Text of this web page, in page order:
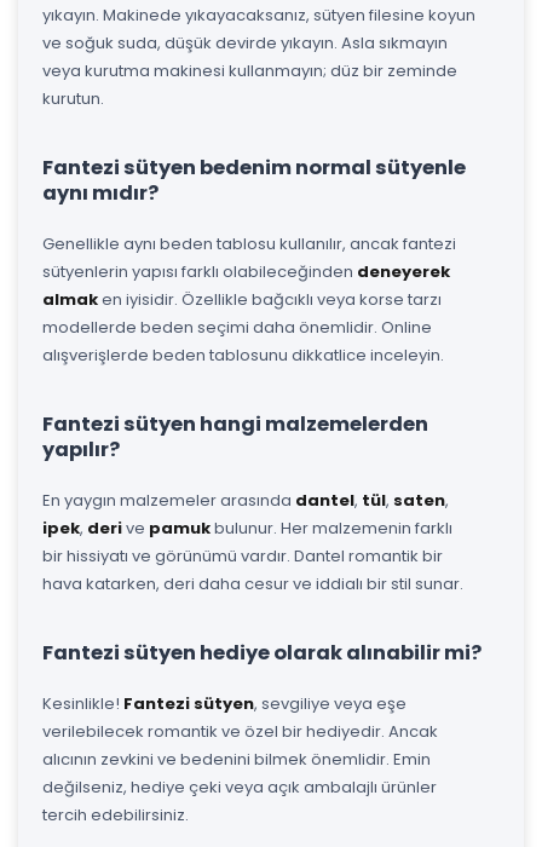
yıkayın. Makinede yıkayacaksanız, sütyen filesine koyun
ve soğuk suda, düşük devirde yıkayın. Asla sıkmayın
veya kurutma makinesi kullanmayın; düz bir zeminde
kurutun.
Fantezi sütyen bedenim normal sütyenle
aynı mıdır?
Genellikle aynı beden tablosu kullanılır, ancak fantezi
sütyenlerin yapısı farklı olabileceğinden deneyerek
almaken iyisidir. Özellikle bağcıklı veya korse tarzı
modellerde beden seçimi daha önemlidir. Online
alışverişlerde beden tablosunu dikkatlice inceleyin.
Fantezi sütyen hangi malzemelerden
yapılır?
En yaygın malzemeler arasında dantel, tül, saten,
ipek, derive pamukbulunur. Her malzemenin farklı
bir hissiyatı ve görünümü vardır. Dantel romantik bir
hava katarken, deri daha cesur ve iddialı bir stil sunar.
Fantezi sütyen hediye olarak alınabilir mi?
Kesinlikle! Fantezi sütyen, sevgiliye veya eşe
verilebilecek romantik ve özel bir hediyedir. Ancak
alıcının zevkini ve bedenini bilmek önemlidir. Emin
değilseniz, hediye çeki veya açık ambalajlı ürünler
tercih edebilirsiniz.